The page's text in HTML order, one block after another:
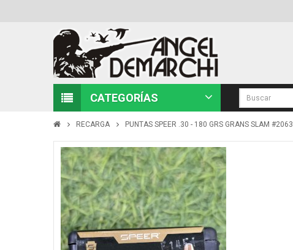
CATEGORÍAS
RECARGA PUNTAS SPEER .30 - 180 GRS GRANS SLAM #2063